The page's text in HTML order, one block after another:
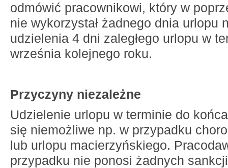
odmówić pracownikowi, który w
nie wykorzystał żadnego dnia urlopu
udzielenia 4 dni zaległego urlopu w
września kolejnego roku.
Przyczyny niezależne
Udzielenie urlopu w terminie do
się niemożliwe np. w przypadku
lub urlopu macierzyńskiego.
przypadku nie ponosi żadnych